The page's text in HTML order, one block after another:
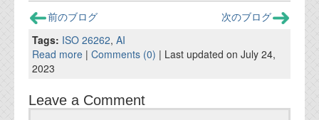
前のブログ
次のブログ
Tags: ISO 26262, AI
Read more | Comments (0) | Last updated on July 24,
2023
Leave a Comment